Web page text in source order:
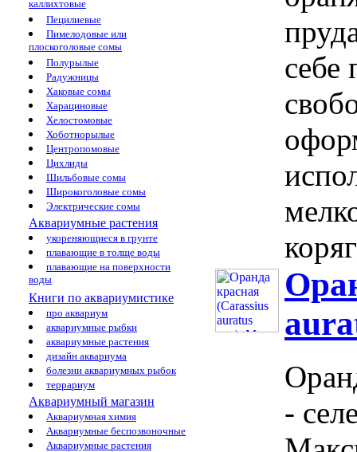
каллихтовые
Пецилиевые
Пимелодовые или
плоскоголовые сомы
Полурылые
Радужницы
Хаковые сомы
Харациновые
Хелостомовые
Хоботнорылые
Центропомовые
Цихлиды
Шильбовые сомы
Широкоголовые сомы
Электрические сомы
Аквариумные растения
укореняющиеся в грунте
плавающие в толще воды
плавающие на поверхности
воды
Книги по аквариумистике
про аквариум
аквариумные рыбки
аквариумные растения
дизайн аквариума
болезни аквариумных рыбок
террариум
Аквариумный магазин
Аквариумная химия
Аквариумные беспозвоночные
Аквариумные растения
себе
-